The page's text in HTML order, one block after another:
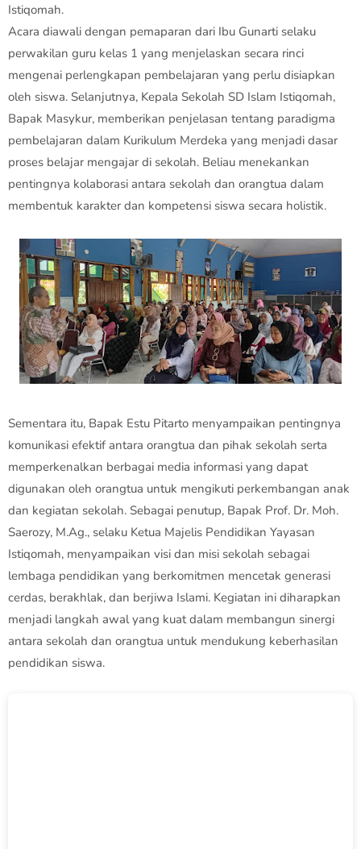
Istiqomah.
Acara diawali dengan pemaparan dari Ibu Gunarti selaku
perwakilan guru kelas 1 yang menjelaskan secara rinci
mengenai perlengkapan pembelajaran yang perlu disiapkan
oleh siswa. Selanjutnya, Kepala Sekolah SD Islam Istiqomah,
Bapak Masykur, memberikan penjelasan tentang paradigma
pembelajaran dalam Kurikulum Merdeka yang menjadi dasar
proses belajar mengajar di sekolah. Beliau menekankan
pentingnya kolaborasi antara sekolah dan orangtua dalam
membentuk karakter dan kompetensi siswa secara holistik.
Sementara itu, Bapak Estu Pitarto menyampaikan pentingnya
komunikasi efektif antara orangtua dan pihak sekolah serta
memperkenalkan berbagai media informasi yang dapat
digunakan oleh orangtua untuk mengikuti perkembangan anak
dan kegiatan sekolah. Sebagai penutup, Bapak Prof. Dr. Moh.
Saerozy, M.Ag., selaku Ketua Majelis Pendidikan Yayasan
Istiqomah, menyampaikan visi dan misi sekolah sebagai
lembaga pendidikan yang berkomitmen mencetak generasi
cerdas, berakhlak, dan berjiwa Islami. Kegiatan ini diharapkan
menjadi langkah awal yang kuat dalam membangun sinergi
antara sekolah dan orangtua untuk mendukung keberhasilan
pendidikan siswa.